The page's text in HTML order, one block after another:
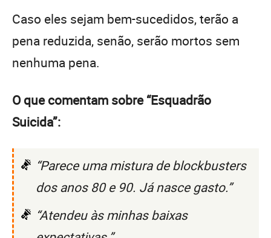
Caso eles sejam bem-sucedidos, terão a
pena reduzida, senão, serão mortos sem
nenhuma pena.
O que comentam sobre “Esquadrão
Suicida”:
“Parece uma mistura de blockbusters
dos anos 80 e 90. Já nasce gasto.”
“Atendeu às minhas baixas